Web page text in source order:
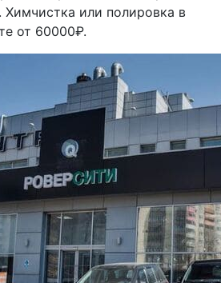
или полировка в
от 60000₽.